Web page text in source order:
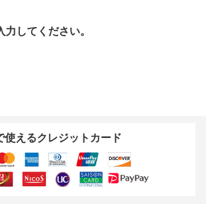
力してください。
使えるクレジットカード